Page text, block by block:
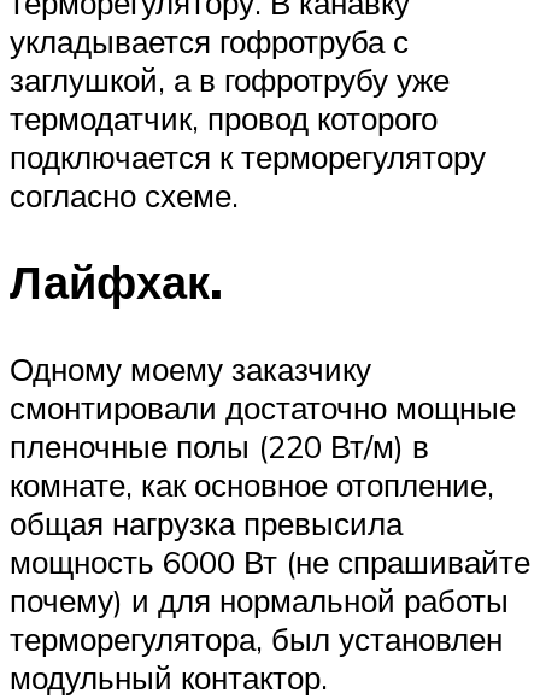
укладывается гофротруба с
заглушкой, а в гофротрубу уже
термодатчик, провод которого
подключается к терморегулятору
согласно схеме.
Лайфхак.
Одному моему заказчику
смонтировали достаточно мощные
пленочные полы (220 Вт/м) в
комнате, как основное отопление,
общая нагрузка превысила
мощность 6000 Вт (не спрашивайте
почему) и для нормальной работы
терморегулятора, был установлен
модульный контактор.